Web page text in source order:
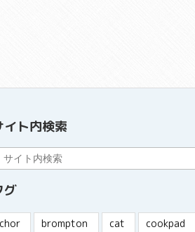
イト内検索
グ
brompton cat cookpad